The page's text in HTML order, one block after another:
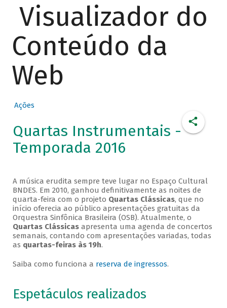
Visualizador do
Conteúdo da
Web
Ações
Quartas Instrumentais -
Temporada 2016
A música erudita sempre teve lugar no Espaço Cultural
BNDES. Em 2010, ganhou definitivamente as noites de
quarta-feira com o projeto Quartas Clássicas, que no
início oferecia ao público apresentações gratuitas da
Orquestra Sinfônica Brasileira (OSB). Atualmente, o
Quartas Clássicasapresenta uma agenda de concertos
semanais, contando com apresentações variadas, todas
as quartas-feiras às 19h.
Saiba como funciona a reserva de ingressos.
Espetáculos realizados